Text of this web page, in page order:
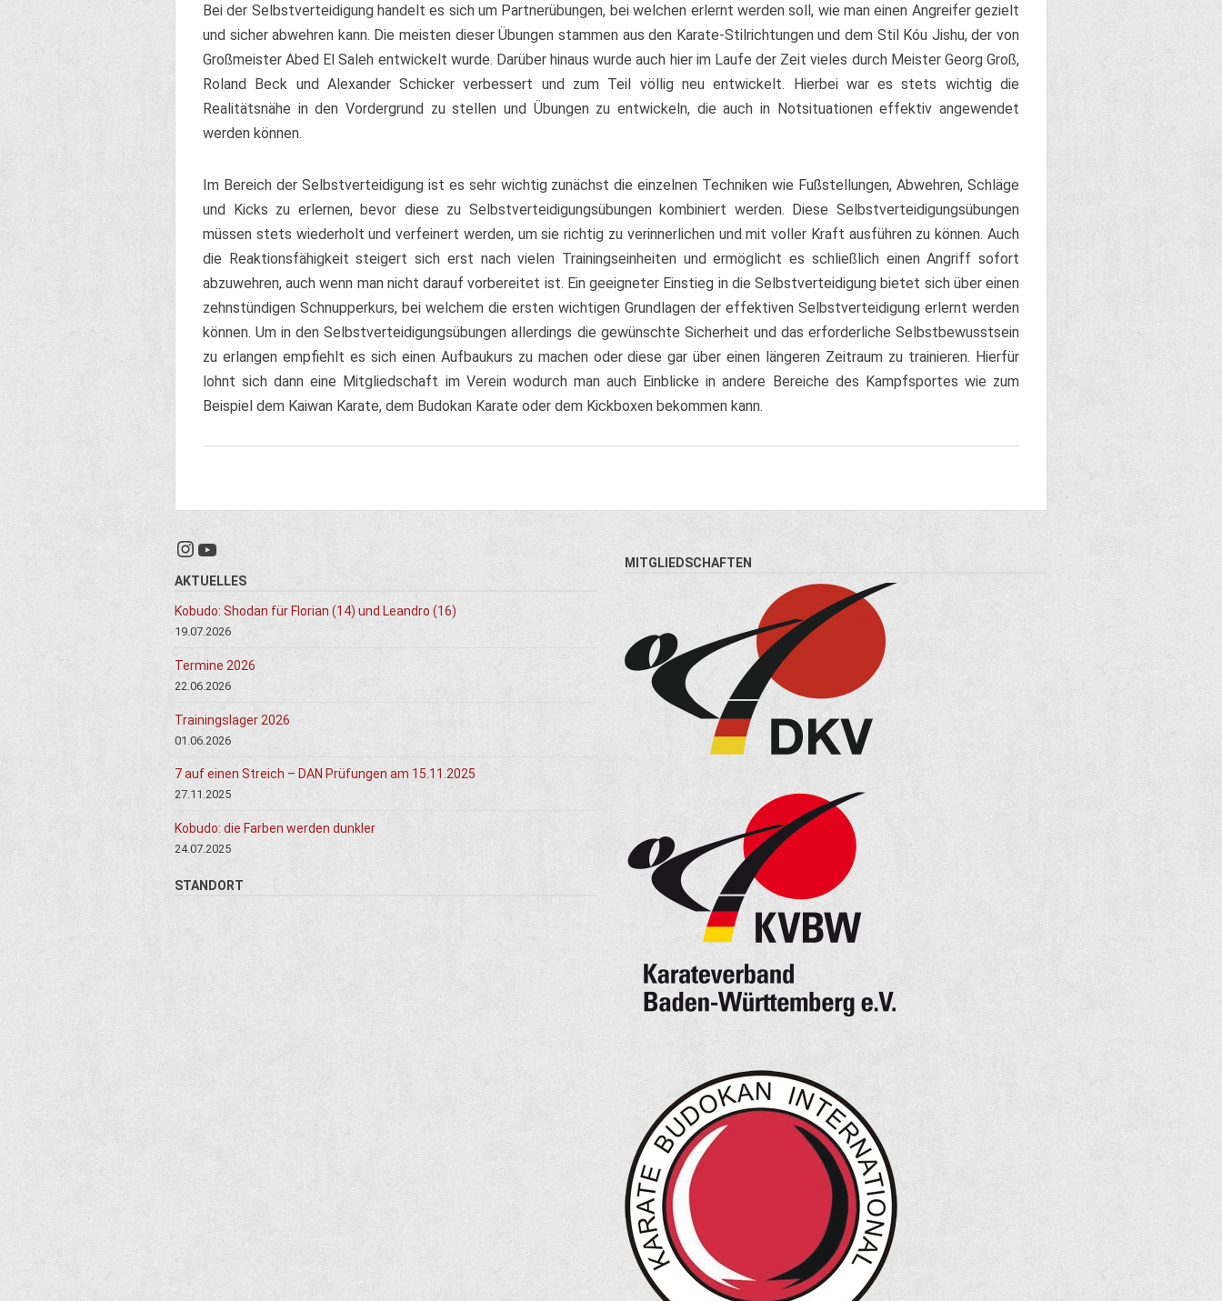
Bei der Selbstverteidigung handelt es sich um Partnerübungen, bei welchen erlernt werden soll, wie man einen Angreifer gezielt
und sicher abwehren kann. Die meisten dieser Übungen stammen aus den Karate-Stilrichtungen und dem Stil Kóu Jishu, der von
Großmeister Abed El Saleh entwickelt wurde. Darüber hinaus wurde auch hier im Laufe der Zeit vieles durch Meister Georg Groß,
Roland Beck und Alexander Schicker verbessert und zum Teil völlig neu entwickelt. Hierbei war es stets wichtig die
Realitätsnähe in den Vordergrund zu stellen und Übungen zu entwickeln, die auch in Notsituationen effektiv angewendet
werden können.
Im Bereich der Selbstverteidigung ist es sehr wichtig zunächst die einzelnen Techniken wie Fußstellungen, Abwehren, Schläge
und Kicks zu erlernen, bevor diese zu Selbstverteidigungsübungen kombiniert werden. Diese Selbstverteidigungsübungen
müssen stets wiederholt und verfeinert werden, um sie richtig zu verinnerlichen und mit voller Kraft ausführen zu können. Auch
die Reaktionsfähigkeit steigert sich erst nach vielen Trainingseinheiten und ermöglicht es schließlich einen Angriff sofort
abzuwehren, auch wenn man nicht darauf vorbereitet ist. Ein geeigneter Einstieg in die Selbstverteidigung bietet sich über einen
zehnstündigen Schnupperkurs, bei welchem die ersten wichtigen Grundlagen der effektiven Selbstverteidigung erlernt werden
können. Um in den Selbstverteidigungsübungen allerdings die gewünschte Sicherheit und das erforderliche Selbstbewusstsein
zu erlangen empfiehlt es sich einen Aufbaukurs zu machen oder diese gar über einen längeren Zeitraum zu trainieren. Hierfür
lohnt sich dann eine Mitgliedschaft im Verein wodurch man auch Einblicke in andere Bereiche des Kampfsportes wie zum
Beispiel dem Kaiwan Karate, dem Budokan Karate oder dem Kickboxen bekommen kann.
Instagram
YouTube
AKTUELLES
Kobudo: Shodan für Florian (14) und Leandro (16)
19.07.2026
Termine 2026
22.06.2026
Trainingslager 2026
01.06.2026
7 auf einen Streich – DAN Prüfungen am 15.11.2025
27.11.2025
Kobudo: die Farben werden dunkler
24.07.2025
STANDORT
MITGLIEDSCHAFTEN